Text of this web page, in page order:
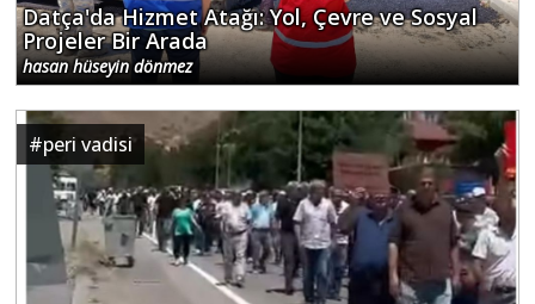
Datça'da Hizmet Atağı: Yol, Çevre ve Sosyal
Projeler Bir Arada
hasan hüseyin dönmez
#peri vadisi